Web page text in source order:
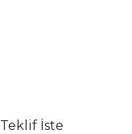
Teklif İste